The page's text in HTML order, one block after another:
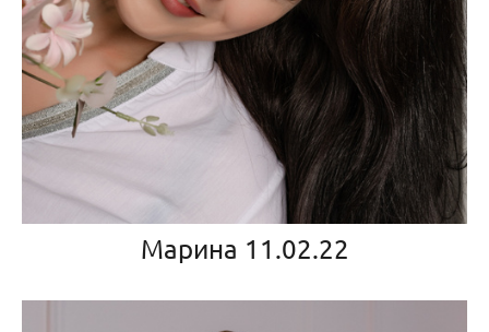
Марина 11.02.22